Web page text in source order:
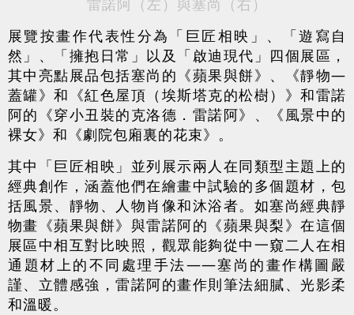
雷諾阿（左）與塞尚（右）
展覽按畫作代表性分為「巨匠相映」、「遊寫自
然」、「擁抱日常」以及「啟迪現代」四個展區，
其中亮點展品包括塞尚的《蘋果與餅》、《靜物—
蓋罐》和《紅色屋頂（埃斯塔克的松樹）》和雷諾
阿的《穿小丑裝的克洛德．雷諾阿》、《風景中的
裸女》和《劇院包廂裏的花束》。
其中「巨匠相映」並列展示兩人在同類型主題上的
經典創作，涵蓋他們在繪畫中試驗的多個題材，包
括風景、靜物、人物肖像和沐浴者。如塞尚經典靜
物畫《蘋果與餅》與雷諾阿的《蘋果與梨》在這個
展區中相互對比映照，觀眾能夠從中一窺二人在相
通題材上的不同處理手法——塞尚的畫作構圖嚴
謹、立體感強，雷諾阿的畫作則筆法細膩、光影柔
和溫暖。